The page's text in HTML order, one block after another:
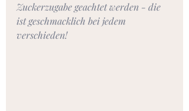
Zuckerzugabe geachtet werden - die
ist geschmacklich bei jedem
verschieden!